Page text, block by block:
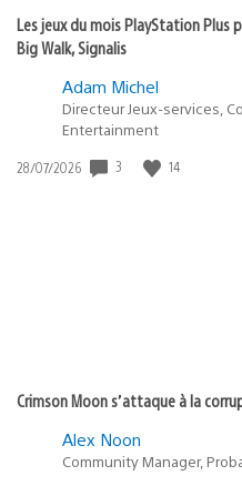
Les jeux du mois PlayStation Plus
Big Walk, Signalis
Adam Michel
Directeur Jeux-services,
Entertainment
Date
28/07/2026 3 14
Crimson Moon s’attaque à la
Alex Noon
Community Manager,